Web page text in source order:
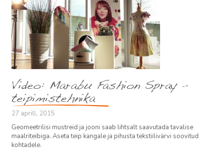
Video: Marabu Fashion Spray –
teipimistehnika
27 aprill, 2015
Geomeetrilisi mustreid ja jooni saab lihtsalt saavutada tavalise
maalriteibiga. Aseta teip kangale ja pihusta tekstiilivärvi soovitud
kohtadele.